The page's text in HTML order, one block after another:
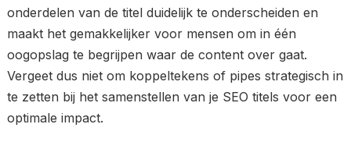
onderdelen van de titel duidelijk te onderscheiden en
maakt het gemakkelijker voor mensen om in één
oogopslag te begrijpen waar de content over gaat.
Vergeet dus niet om koppeltekens of pipes strategisch in
te zetten bij het samenstellen van je SEO titels voor een
optimale impact.